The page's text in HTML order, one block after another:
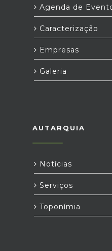
Agenda de
Caracterização
Empresas
Galeria
AUTARQUIA
Notícias
Serviços
Toponímia